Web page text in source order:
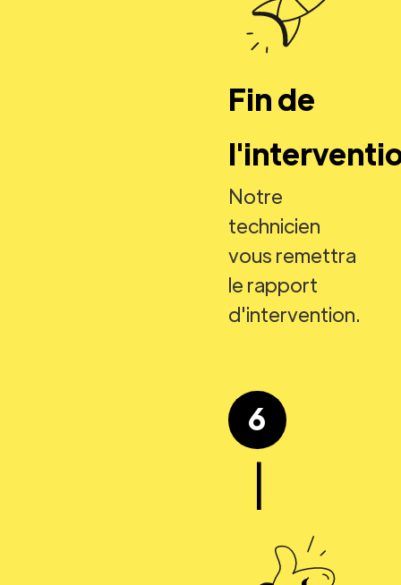
Fin de
Notre
technicien
vous remettra
le rapport
d'intervention.
6
|